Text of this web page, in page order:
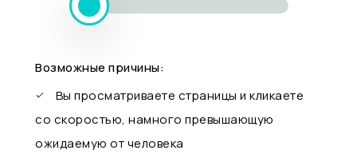
Возможные причины:
Вы просматриваете страницы и кликаете
со скоростью, намного превышающую
ожидаемую от человека